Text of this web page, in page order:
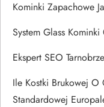
Kominki Zapachowe
System Glass Kominki
Ekspert SEO
Ile Kostki Brukowej
Standardowej